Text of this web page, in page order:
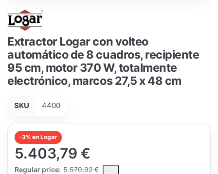
Extractor Logar con volteo
automático de 8 cuadros, recipiente
95 cm, motor 370 W, totalmente
electrónico, marcos 27,5 x 48 cm
SKU 4400
-3% en Logar
5.403,79 €
Regular price: 5.570,92 €
The Regular Price is the median selling price paid by